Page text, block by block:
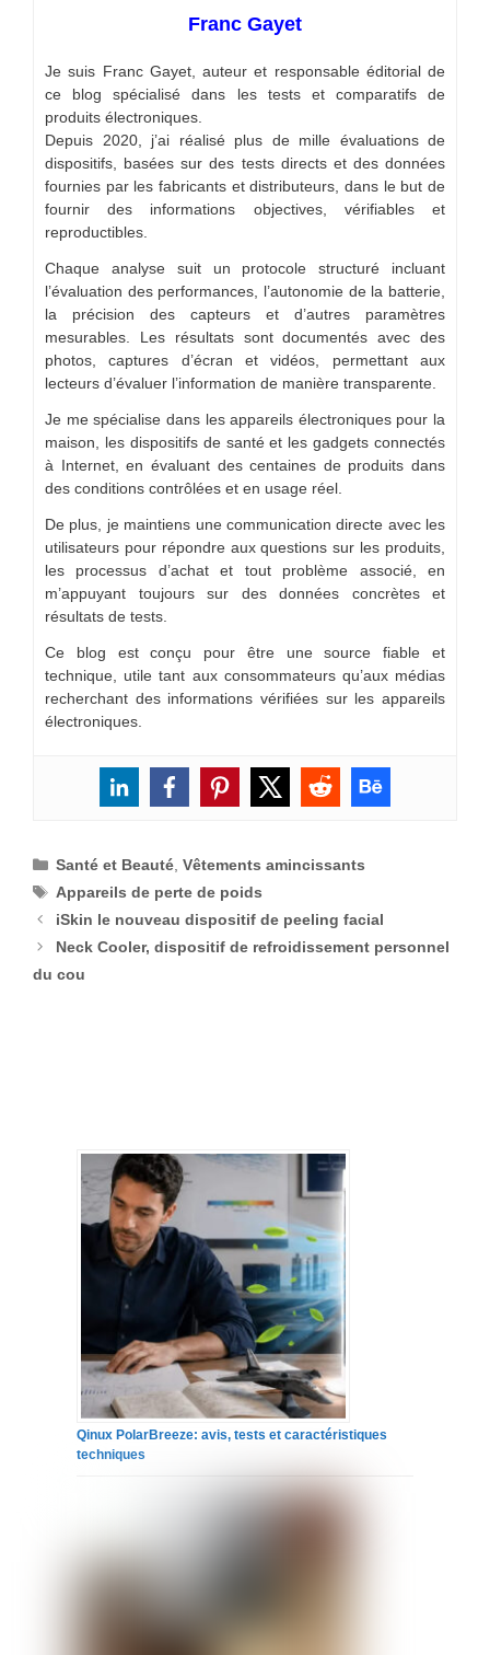
Franc Gayet
Je suis Franc Gayet, auteur et responsable éditorial de
ce blog spécialisé dans les tests et comparatifs de
produits électroniques.
Depuis 2020, j’ai réalisé plus de mille évaluations de
dispositifs, basées sur des tests directs et des données
fournies par les fabricants et distributeurs, dans le but de
fournir des informations objectives, vérifiables et
reproductibles.
Chaque analyse suit un protocole structuré incluant
l’évaluation des performances, l’autonomie de la batterie,
la précision des capteurs et d’autres paramètres
mesurables. Les résultats sont documentés avec des
photos, captures d’écran et vidéos, permettant aux
lecteurs d’évaluer l’information de manière transparente.
Je me spécialise dans les appareils électroniques pour la
maison, les dispositifs de santé et les gadgets connectés
à Internet, en évaluant des centaines de produits dans
des conditions contrôlées et en usage réel.
De plus, je maintiens une communication directe avec les
utilisateurs pour répondre aux questions sur les produits,
les processus d’achat et tout problème associé, en
m’appuyant toujours sur des données concrètes et
résultats de tests.
Ce blog est conçu pour être une source fiable et
technique, utile tant aux consommateurs qu’aux médias
recherchant des informations vérifiées sur les appareils
électroniques.
Catégories
Santé et Beauté,Vêtements amincissants
Étiquettes
Appareils de perte de poids
iSkin le nouveau dispositif de peeling facial
Neck Cooler, dispositif de refroidissement personnel
du cou
Qinux PolarBreeze: avis, tests et caractéristiques
techniques